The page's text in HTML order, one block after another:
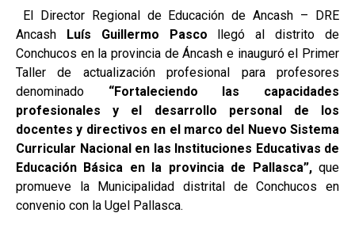
El Director Regional de Educación de Ancash – DRE
Ancash
Luís Guillermo Pasco
llegó al distrito de
Conchucos en la provincia de Áncash e inauguró el Primer
Taller de actualización profesional para profesores
denominado “Fortaleciendo las capacidades
profesionales y el desarrollo personal de los
docentes y directivos en el marco del Nuevo Sistema
Curricular Nacional en las Instituciones Educativas de
Educación Básica en la provincia de Pallasca”,que
promueve la Municipalidad distrital de Conchucos en
convenio con la Ugel Pallasca.